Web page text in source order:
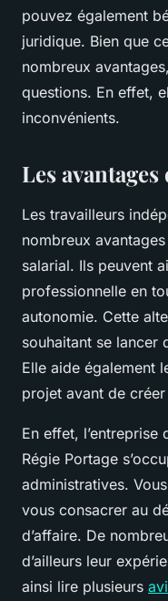
pouvez également
juridique. Bien que
nombreux
questions. En effet,
inconvénients.
Les
Les travailleurs
nombreux
salarial. Ils peuvent
professionnelle en
autonomie. Cette
souhaitant se lancer
Elle aide également
projet avant de
En effet,
Régie Portage
administratives.
vous consacrer au
d’affaire. De
d’ailleurs leur
ainsi lire plusieurs